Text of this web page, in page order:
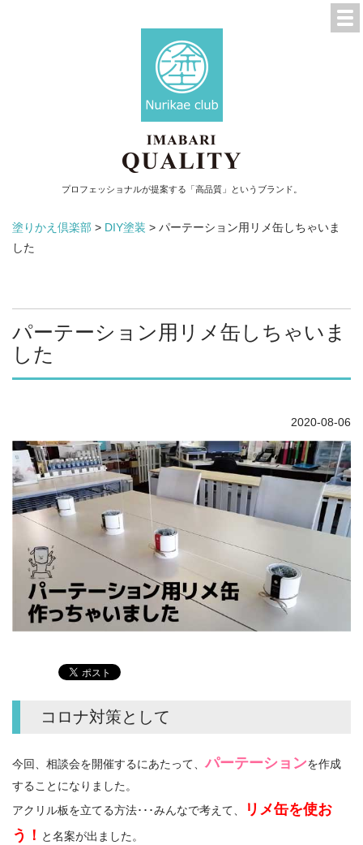
プロフェッショナルが提案する「高品質」というブランド。
塗りかえ倶楽部 > DIY塗装 > パーテーション用リメ缶しちゃいま
した
パーテーション用リメ缶しちゃいま
した
2020-08-06
コロナ対策として
今回、相談会を開催するにあたって、パーテーションを作成
することになりました。
アクリル板を立てる方法･･･みんなで考えて、
リメ缶を使お
う！ と名案が出ました。